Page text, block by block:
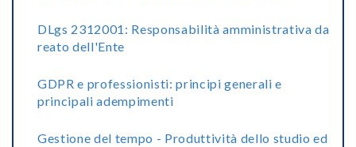
DLgs 2312001: Responsabilità amministrativa da
reato dell'Ente
GDPR e professionisti: principi generali e
principali adempimenti
Gestione del tempo - Produttività dello studio ed